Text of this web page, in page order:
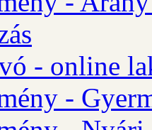
- online
-